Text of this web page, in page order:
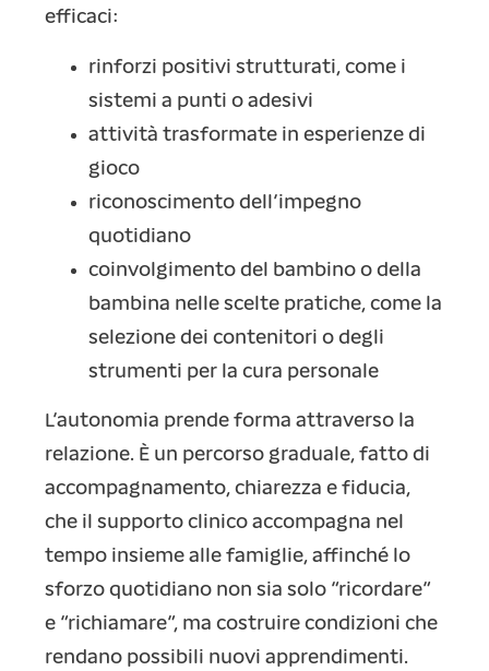
efficaci:
rinforzi positivi strutturati, come i
sistemi a punti o adesivi
attività trasformate in esperienze di
gioco
riconoscimento dell’impegno
quotidiano
coinvolgimento del bambino o della
bambina nelle scelte pratiche, come la
selezione dei contenitori o degli
strumenti per la cura personale
L’autonomia prende forma attraverso la
relazione. È un percorso graduale, fatto di
accompagnamento, chiarezza e fiducia,
che il supporto clinico accompagna nel
tempo insieme alle famiglie, affinché lo
sforzo quotidiano non sia solo “ricordare”
e “richiamare”, ma costruire condizioni che
rendano possibili nuovi apprendimenti.